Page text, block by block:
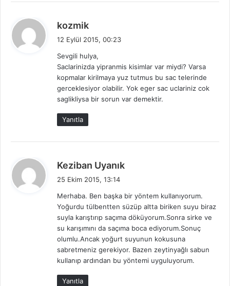
kozmik
i
k
i
:
12 Eylül 2015, 00:23
Sevgili hulya,
Saclarinizda yipranmis kisimlar var miydi? Varsa
kopmalar kirilmaya yuz tutmus bu sac telerinde
gerceklesiyor olabilir. Yok eger sac uclariniz cok
saglikliysa bir sorun var demektir.
Yanıtla
Keziban Uyanık
i
k
i
25 Ekim 2015, 13:14
Merhaba. Ben başka bir yöntem kullanıyorum.
Yoğurdu tülbentten süzüp altta biriken suyu biraz
suyla karıştırıp saçıma döküyorum.Sonra sirke ve
su karışımını da saçıma boca ediyorum.Sonuç
olumlu.Ancak yoğurt suyunun kokusuna
sabretmeniz gerekiyor. Bazen zeytinyağlı sabun
kullanıp ardından bu yöntemi uyguluyorum.
Yanıtla